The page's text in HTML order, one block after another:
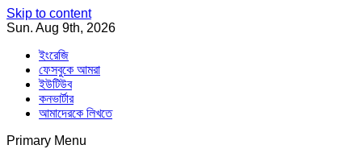
Skip to content
Sun. Aug 9th, 2026
ইংরেজি
ফেসবুকে আমরা
ইউটিউব
কনভার্টার
আমাদেরকে লিখতে
Primary Menu